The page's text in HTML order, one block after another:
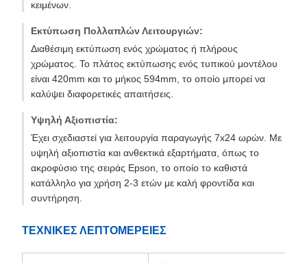
κειμένων.
Εκτύπωση Πολλαπλών Λειτουργιών:
Διαθέσιμη εκτύπωση ενός χρώματος ή πλήρους
χρώματος. Το πλάτος εκτύπωσης ενός τυπικού μοντέλου
είναι 420mm και το μήκος 594mm, το οποίο μπορεί να
καλύψει διαφορετικές απαιτήσεις.
Υψηλή Αξιοπιστία:
Έχει σχεδιαστεί για λειτουργία παραγωγής 7x24 ωρών. Με
υψηλή αξιοπιστία και ανθεκτικά εξαρτήματα, όπως το
ακροφύσιο της σειράς Epson, το οποίο το καθιστά
κατάλληλο για χρήση 2-3 ετών με καλή φροντίδα και
συντήρηση.
ΤΕΧΝΙΚΕΣ ΛΕΠΤΟΜΕΡΕΙΕΣ